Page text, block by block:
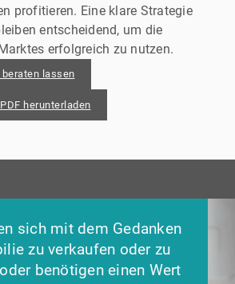
profitieren. Eine klare Strategie
entscheidend, um die
erfolgreich zu nutzen.
lassen
herunterladen
sich mit dem Gedanken
zu verkaufen oder zu
benötigen einen Wert